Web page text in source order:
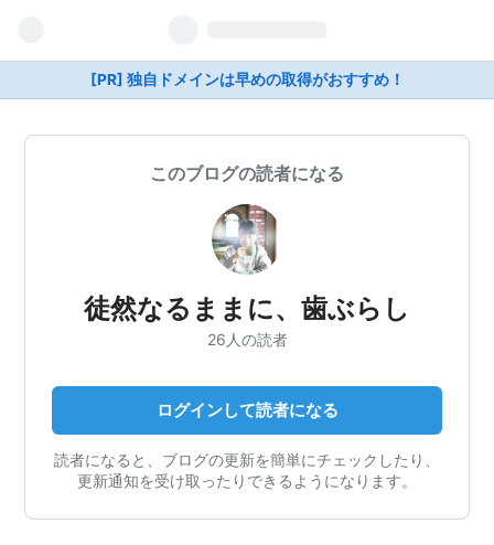
[PR] 独自ドメインは早めの取得がおすすめ！
このブログの読者になる
徒然なるままに、歯ぶらし
26人の読者
ログインして読者になる
読者になると、ブログの更新を簡単にチェックしたり、
更新通知を受け取ったりできるようになります。